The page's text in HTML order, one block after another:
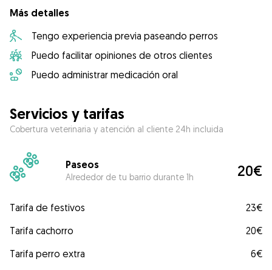
Más detalles
Tengo experiencia previa paseando perros
Puedo facilitar opiniones de otros clientes
Puedo administrar medicación oral
Servicios y tarifas
Cobertura veterinaria y atención al cliente 24h incluida
Paseos
Alrededor de tu barrio durante 1h 20€
Tarifa de festivos
23€
Tarifa cachorro
20€
Tarifa perro extra
6€